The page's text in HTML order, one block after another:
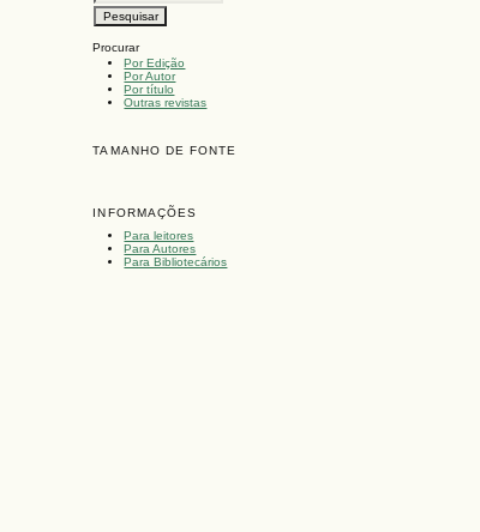
Procurar
Por Edição
Por Autor
Por título
Outras revistas
TAMANHO DE FONTE
INFORMAÇÕES
Para leitores
Para Autores
Para Bibliotecários